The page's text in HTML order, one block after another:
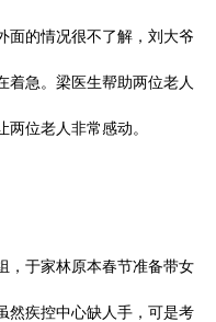
面的情况很不了解，刘大爷
着急。梁医生帮助两位老人
位老人非常感动。
，于家林原本春节准备带女
然疾控中心缺人手，可是考